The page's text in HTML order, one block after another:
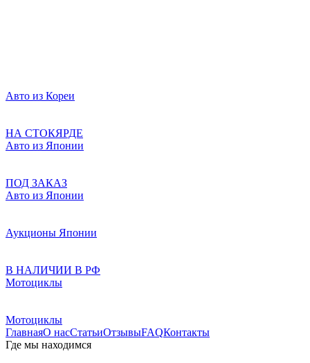
Авто из Кореи
НА СТОКЯРДЕ
Авто из Японии
ПОД ЗАКАЗ
Авто из Японии
Аукционы Японии
В НАЛИЧИИ В РФ
Мотоциклы
Мотоциклы
ГлавнаяО насСтатьиОтзывыFAQКонтакты
Где мы находимся